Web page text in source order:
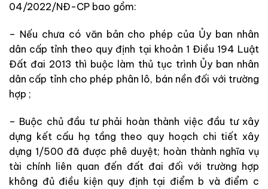
04/2022/NĐ-CP bao gồm:
– Nếu chưa có văn bản cho phép của Ủy ban nhân
dân cấp tỉnh theo quy định tại khoản 1 Điều 194 Luật
Đất đai 2013 thì buộc làm thủ tục trình Ủy ban nhân
dân cấp tỉnh cho phép phân lô, bán nền đối với trường
hợp ;
– Buộc chủ đầu tư phải hoàn thành việc đầu tư xây
dựng kết cấu hạ tầng theo quy hoạch chi tiết xây
dựng 1/500 đã được phê duyệt; hoàn thành nghĩa vụ
tài chính liên quan đến đất đai đối với trường hợp
không đủ điều kiện quy định tại điểm b và điểm c